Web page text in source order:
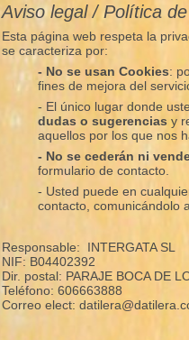
Aviso legal / Política
Esta página web respeta la
se caracteriza por:
- No se usan Cookies:
fines de mejora del
- El único lugar donde
dudas o sugerencias y
aquellos por los que nos
- No se cederán ni
formulario de contacto.
- Usted puede en
contacto, comunicándolo
Responsable: INTERGATA SL
NIF: B04402392
Dir. postal: PARAJE BOCA DE
Teléfono: 606663888
Correo elect: